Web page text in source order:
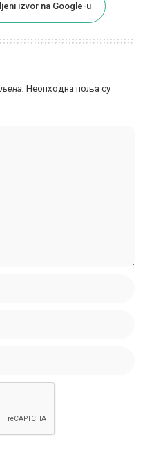
izvor na Google-u
Неопходна поља су